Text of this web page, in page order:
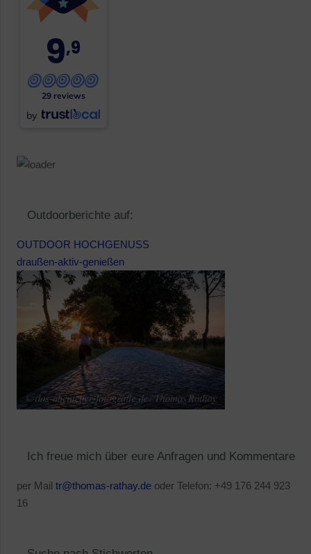
9,9
29 reviews
by
Outdoorberichte auf:
OUTDOOR HOCHGENUSS
draußen-aktiv-genießen
Ich freue mich über eure Anfragen und Kommentare
per Mail tr@thomas-rathay.deoder Telefon: +49 176 244 923
16